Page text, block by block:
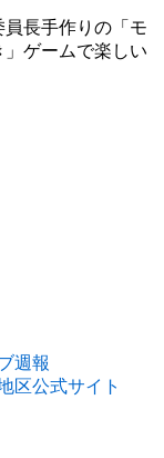
長手作りの「モ
ゲームで楽しい